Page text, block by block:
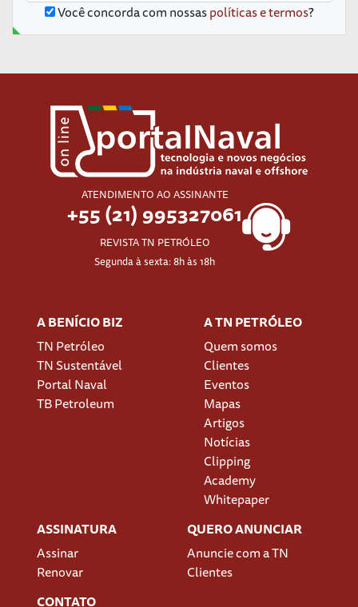
Você concorda com nossaspolíticas e termos?
ATENDIMENTO AO ASSINANTE
+55 (21) 995327061
REVISTA TN PETRÓLEO
Segunda à sexta: 8h às 18h
A BENÍCIO BIZ
TN Petróleo
TN Sustentável
Portal Naval
TB Petroleum
A TN PETRÓLEO
Quem somos
Clientes
Eventos
Mapas
Artigos
Notícias
Clipping
Academy
Whitepaper
ASSINATURA
Assinar
Renovar
QUERO ANUNCIAR
Anuncie com a TN
Clientes
CONTATO